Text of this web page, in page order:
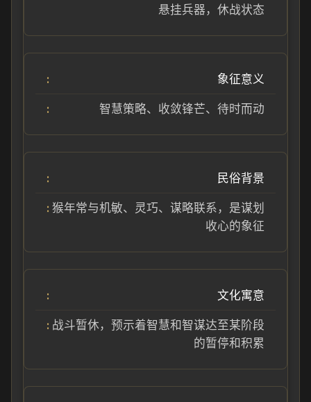
悬挂兵器，休战状态
象征意义
智慧策略、收敛锋芒、待时而动
民俗背景
猴年常与机敏、灵巧、谋略联系，是谋划
收心的象征
文化寓意
战斗暂休，预示着智慧和智谋达至某阶段
的暂停和积累